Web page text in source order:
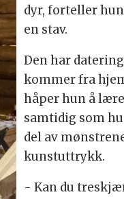
dyr, forteller
en stav.
Den har
kommer fra
håper hun å
samtidig som
del av
kunstuttrykk.
- Kan du